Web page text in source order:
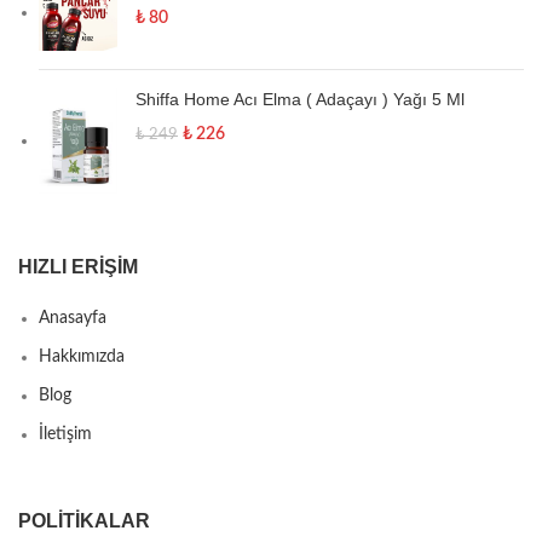
₺ 80
Shiffa Home Acı Elma ( Adaçayı ) Yağı 5 Ml
₺249 ₺ 226
HIZLI ERIŞIM
Anasayfa
Hakkımızda
Blog
İletişim
POLITIKALAR